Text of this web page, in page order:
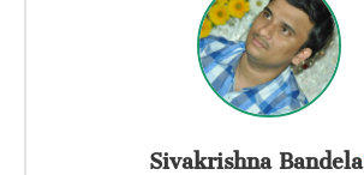
Sivakrishna Bandela